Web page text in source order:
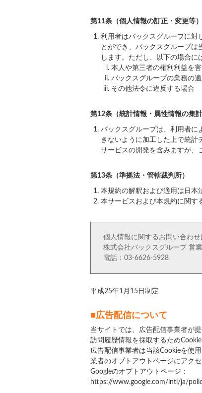
第11条（個人情報の訂正・変更等）
利用者はバックスグループに対
とができ、バックスグループは
します。ただし、以下の場合に
本人や第三者の権利利益を
バックスグループの業務の
その他法令に違反する場合
第12条（統計情報・属性情報の集計
バックスグループは、利用者に
きないように加工した上で統
サービスの開発を含みますが、
第13条（準拠法・管轄裁判所）
本規約の解釈および適用は日本
本サービスおよび本規約に関す
個人情報に関するお問い合わ
株式会社バックスグループ 営
電話：03-6626-5928
平成25年1月15日制定
■広告配信について
当サイトでは、広告配信事業者が
訪問履歴情報を採取するため
広告配信事業者は当該Cookieを使
業者のオプトアウトページにアク
Googleのオプトアウトページ：
https://www.google.com/intl/ja/